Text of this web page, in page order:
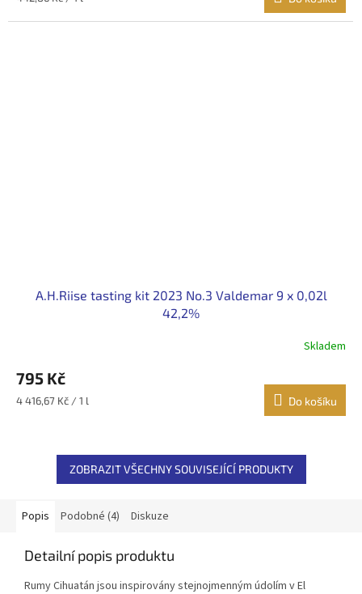
A.H.Riise tasting kit 2023 No.3 Valdemar 9 x 0,02l
42,2%
Skladem
795 Kč
Měrná
4 416,67 Kč / 1 l Do košíku
ZOBRAZIT VŠECHNY SOUVISEJÍCÍ PRODUKTY
Popis Podobné (4) Diskuze
Detailní popis produktu
Rumy Cihuatán jsou inspirovány stejnojmenným údolím v El